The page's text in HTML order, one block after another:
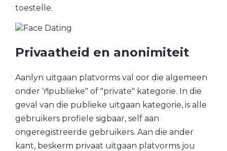
toestelle.
Privaatheid en anonimiteit
Aanlyn uitgaan platvorms val oor die algemeen
onder ŉ "publieke" of "private" kategorie. In die
geval van die publieke uitgaan kategorie, is alle
gebruikers profiele sigbaar, self aan
ongeregistreerde gebruikers. Aan die ander
kant, beskerm privaat uitgaan platvorms jou